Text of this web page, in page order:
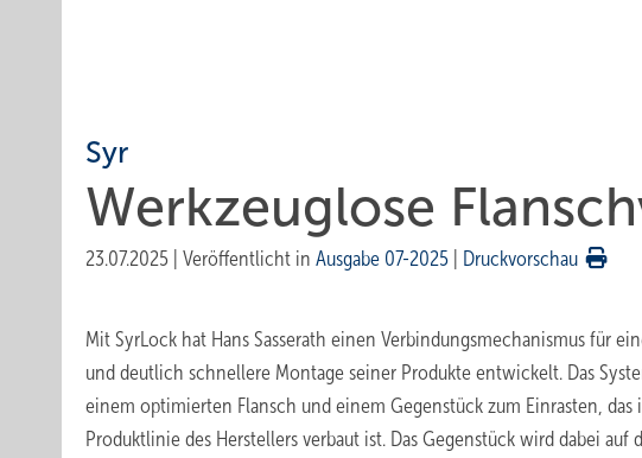
Syr
Werkzeuglose
23.07.2025 Veröffentlicht in Ausgabe 07-2025 Druckvorschau
Mit SyrLock hat Hans Sasserath einen Verbindungsmechanismus für
und deutlich schnellere Montage seiner Produkte entwickelt. Das
einem optimierten Flansch und einem Gegenstück zum Einrasten, das
Produktlinie des Herstellers verbaut ist. Das Gegenstück wird dabei auf